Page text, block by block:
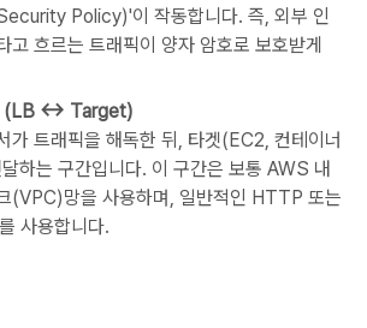
Policy)'이 작동합니다. 즉, 외부 인
고 흐르는 트래픽이 양자 암호로 보호받게
(LB ↔ Target)
가 트래픽을 해독한 뒤, 타겟(EC2, 컨테이너
하는 구간입니다. 이 구간은 보통 AWS 내
(VPC)망을 사용하며, 일반적인 HTTP 또는
사용합니다.